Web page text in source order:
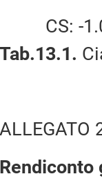
CS: -
Tab.13.1.
ALLEGATO
Rendiconto